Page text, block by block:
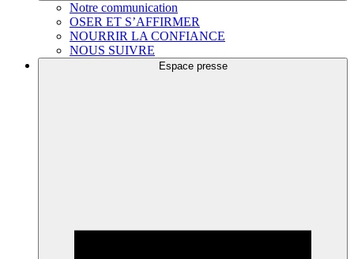
Notre communication
OSER ET S’AFFIRMER
NOURRIR LA CONFIANCE
NOUS SUIVRE
Espace presse